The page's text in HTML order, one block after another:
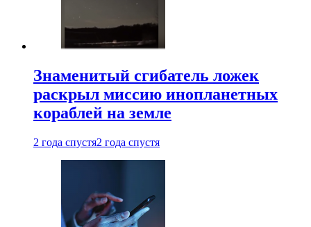
Знаменитый сгибатель ложек
раскрыл миссию инопланетных
кораблей на земле
2 года спустя2 года спустя